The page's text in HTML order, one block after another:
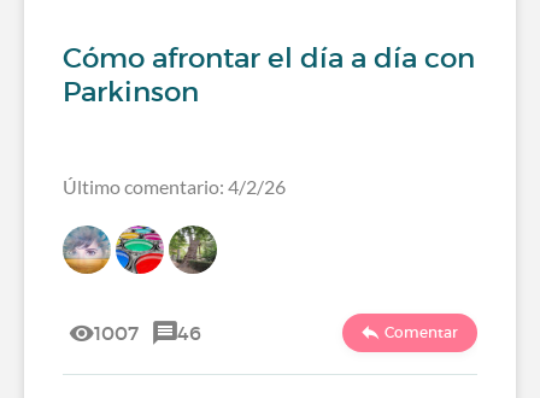
Cómo afrontar el día a día con
Parkinson
Último comentario: 4/2/26
1007 46 Comentar